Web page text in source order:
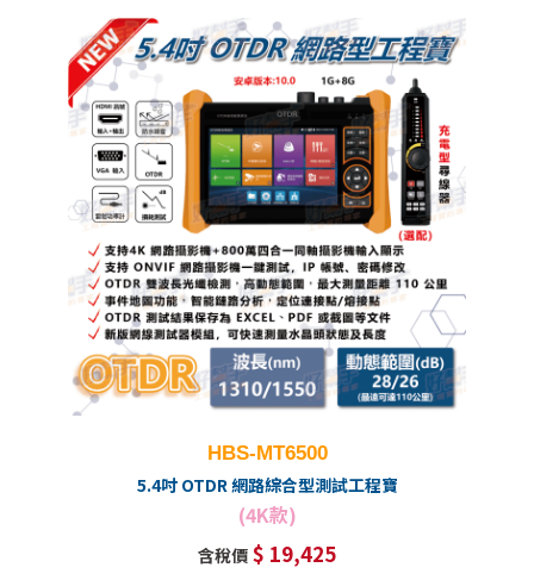
HBS-MT6500
5.4吋 OTDR 網路綜合型測試工程寶
(4K款)
含稅價 $ 19,425